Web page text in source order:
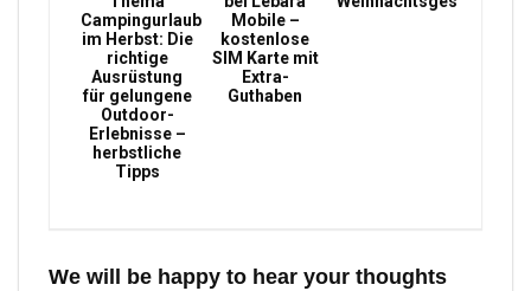
Campingurlaub
im Herbst: Die
richtige
Ausrüstung
für gelungene
Outdoor-
Erlebnisse –
herbstliche
Tipps
Mobile –
kostenlose
SIM Karte mit
Extra-
Guthaben
We will be happy to hear your thoughts